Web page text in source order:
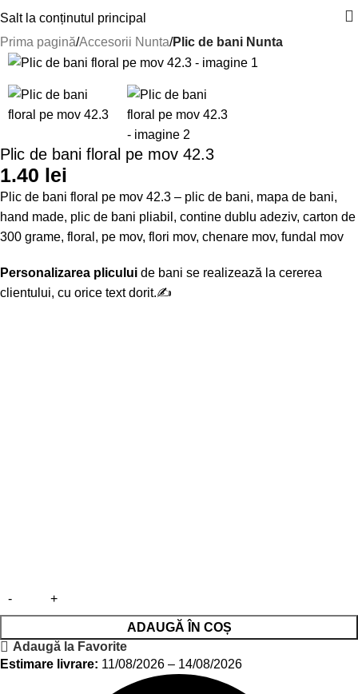
Salt la conținutul principal
Prima pagină Accesorii Nunta Plic de bani Nunta
Plic de bani floral pe mov 42.3
1.40 lei
Plic de bani floral pe mov 42.3 – plic de bani, mapa de bani,
hand made, plic de bani pliabil, contine dublu adeziv, carton de
300 grame, floral, pe mov, flori mov, chenare mov, fundal mov
Personalizarea plicului de bani se realizează la cererea
clientului, cu orice text dorit.✍
ADAUGĂ ÎN COȘ
Adaugă la Favorite
Estimare livrare: 11/08/2026 – 14/08/2026